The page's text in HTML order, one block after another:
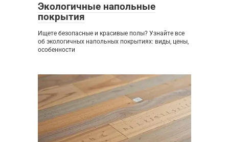
Экологичные напольные
покрытия
Ищете безопасные и красивые полы? Узнайте все
об экологичных напольных покрытиях: виды, цены,
особенности